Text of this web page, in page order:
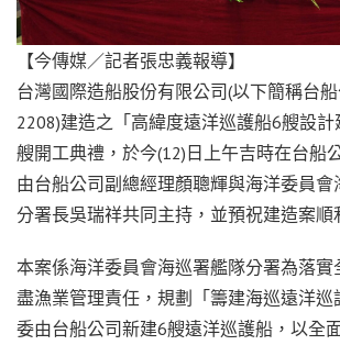
【今傳媒／記者張忠義報導】
台灣國際造船股份有限公司(以下簡稱台船
2208)建造之「高緯度遠洋巡護船6艘設
艘開工典禮，於今(12)日上午吉時在台船
由台船公司副總經理顏聰輝與海洋委員會
分署長吳瑞祥共同主持，並預祝建造案順
本案係海洋委員會海巡署艦隊分署為落
盡漁業管理責任，規劃「籌建海巡遠洋巡
委由台船公司新建6艘遠洋巡護船，以全